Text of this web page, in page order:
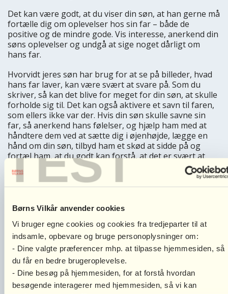
TEST
Børns Vilkår anvender cookies
Vi bruger egne cookies og cookies fra tredjeparter til at
indsamle, opbevare og bruge personoplysninger om:
- Dine valgte præferencer mhp. at tilpasse hjemmesiden, så
du får en bedre brugeroplevelse.
- Dine besøg på hjemmesiden, for at forstå hvordan
besøgende interagerer med hjemmesiden, så vi kan
Det kan være godt, at du viser din søn, at han gerne må
fortælle dig om oplevelser hos sin far – både de
positive og de mindre gode. Vis interesse, anerkend din
søns oplevelser og undgå at sige noget dårligt om
hans far.
Hvorvidt jeres søn har brug for at se på billeder, hvad
hans far laver, kan være svært at svare på. Som du
skriver, så kan det blive for meget for din søn, at skulle
forholde sig til. Det kan også aktivere et savn til faren,
som ellers ikke var der. Hvis din søn skulle savne sin
far, så anerkend hans følelser, og hjælp ham med at
håndtere dem ved at sætte dig i øjenhøjde, lægge en
hånd om din søn, tilbyd ham et skød at sidde på og
fortæl ham, at du godt kan forstå, at det er svært at
Omvendt kan det i nogle tilfælde også være en god
aktiviteter. Det kan være, at din søn kan have glæde af,
hvordan din søn reagerer på, at se billeder af sin far,
når han er hos dig. Hvis din søn reagerer positivt og
synes det er en god oplevelse, så kan du godt vise
billeder af hans fars aktiviteter en gang i mellem. Det
skal selvfølgelig kun være, hvis det giver din søn en god
oplevelse og på en måde, så det ikke fylder unødigt i
samværet med dig. Hvis din søn reagerer negativt, så